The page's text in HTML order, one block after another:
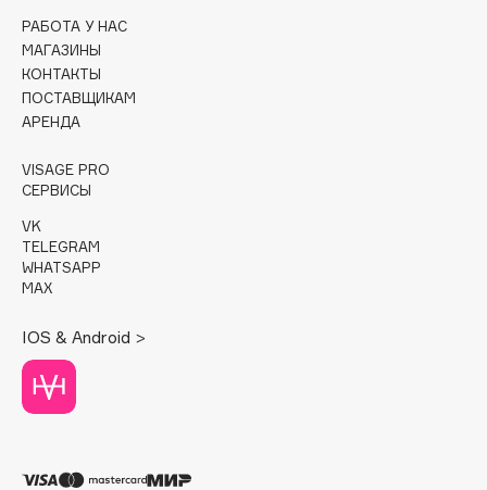
Cunzite
Curaprox
D
d'Alba
DARLING*
Darphin
Deonica
Dessange
Dior
Dolomit
РАБОТА У НАС
МАГАЗИНЫ
КОНТАКТЫ
ПОСТАВЩИКАМ
АРЕНДА
VISAGE PRO
СЕРВИСЫ
VK
TELEGRAM
WHATSAPP
MAX
IOS & Android >